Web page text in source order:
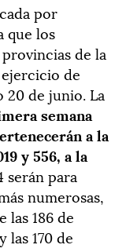
por
que los
de la
de
20 de junio. La
semana
a la
y 556, a la
serán para
numerosas,
las 186 de
las 170 de